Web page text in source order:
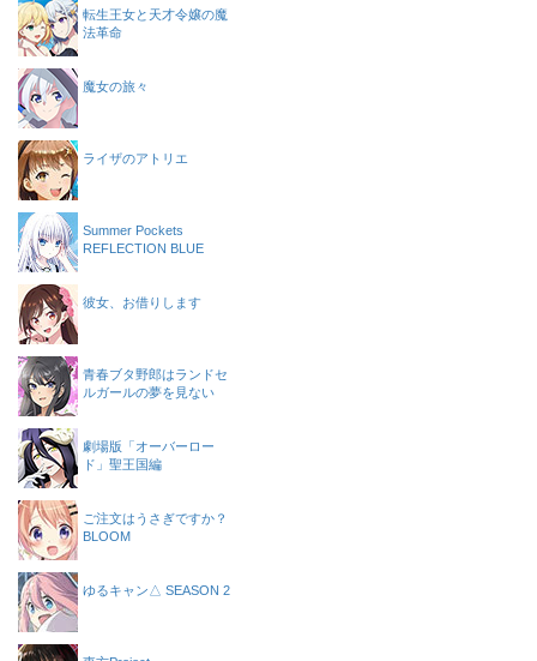
転生王女と天才令嬢の魔
法革命
魔女の旅々
ライザのアトリエ
Summer Pockets
REFLECTION BLUE
彼女、お借りします
青春ブタ野郎はランドセ
ルガールの夢を見ない
劇場版「オーバーロー
ド」聖王国編
ご注文はうさぎですか？
BLOOM
ゆるキャン△ SEASON 2